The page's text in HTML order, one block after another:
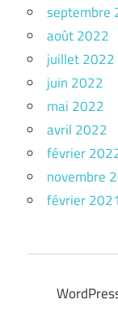
septembre
août 2022
juillet 2022
juin 2022
mai 2022
avril 2022
février
novembre
février 2021